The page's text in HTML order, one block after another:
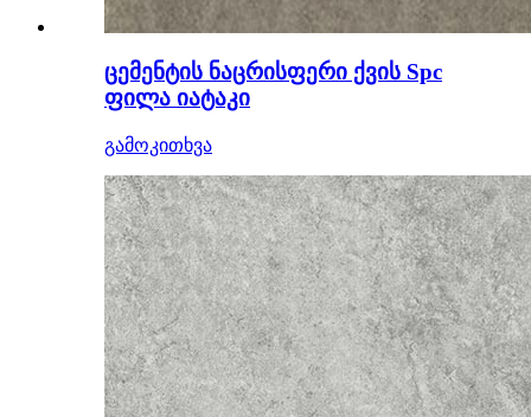
ცემენტის ნაცრისფერი ქვის Spc
ფილა იატაკი
გამოკითხვა